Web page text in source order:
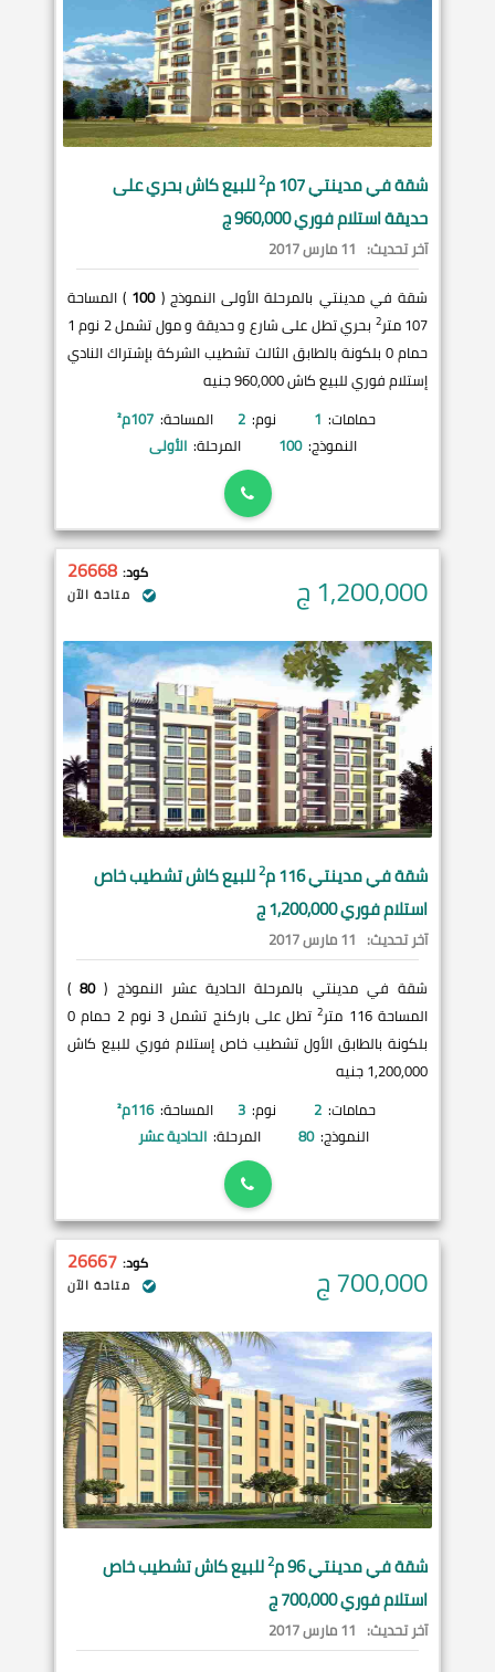
شقة فيمدينتي 2للبيع كاش بحري على
حديقة استلام فوري 960,000 ج
آخر تحديث: 11 مارس 2017
شقة في مدينتي بالمرحلة الأولى النموذج (100 ) المساحة
107 متر
2
بحري تطل على شارع و حديقة و مول تشمل 2 نوم 1
حمام 0 بلكونة بالطابق الثالث تشطيب الشركة بإشتراك النادي
إستلام فوري للبيع كاش 960,000 جنيه
حمامات: 1 نوم: 2 المساحة: 107م²
النموذج: 100 المرحلة: الأولى
1,200,000ج كود: 26668
متاحة الآن
شقة فيمدينتي116 م 2للبيع كاش تشطيب خاص
استلام فوري 1,200,000 ج
آخر تحديث: 11 مارس 2017
شقة في مدينتي بالمرحلة الحادية عشر النموذج (80
)
المساحة 116 متر
2
تطل على باركنج تشمل 3 نوم 2 حمام 0
بلكونة بالطابق الأول تشطيب خاص إستلام فوري للبيع كاش
1,200,000 جنيه
حمامات: 2 نوم: 3 المساحة: 116م²
النموذج: 80 المرحلة: الحادية عشر
700,000ج كود: 26667
متاحة الآن
شقة فيمدينتي96 م 2للبيع كاش تشطيب خاص
استلام فوري 700,000 ج
آخر تحديث: 11 مارس 2017